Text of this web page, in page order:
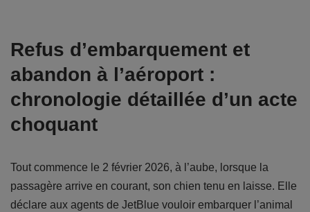
Refus d’embarquement et
abandon à l’aéroport :
chronologie détaillée d’un acte
choquant
Tout commence le 2 février 2026, à l’aube, lorsque la
passagère arrive en courant, son chien tenu en laisse. Elle
déclare aux agents de JetBlue vouloir embarquer l’animal